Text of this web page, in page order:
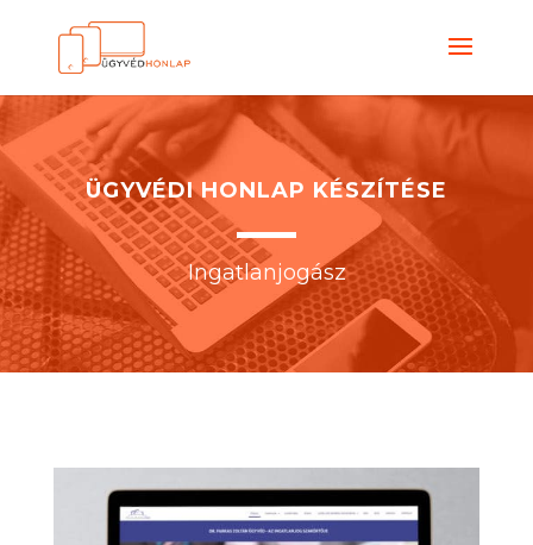
ÜGYVÉDI HONLAP KÉSZÍTÉSE
Ingatlanjogász